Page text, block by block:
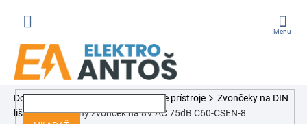
Domov Ističe, chrániče, modulárne prístroje
Zvončeky na DIN
lištu
Modulárny zvonček na 8V AC 75dB C60-CSEN-8